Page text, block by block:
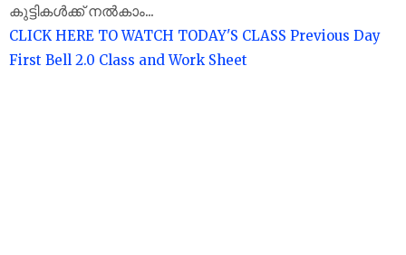
കുട്ടികൾക്ക് നൽകാം...
CLICK HERE TO WATCH TODAY'S CLASS Previous Day
First Bell 2.0 Class and Work Sheet